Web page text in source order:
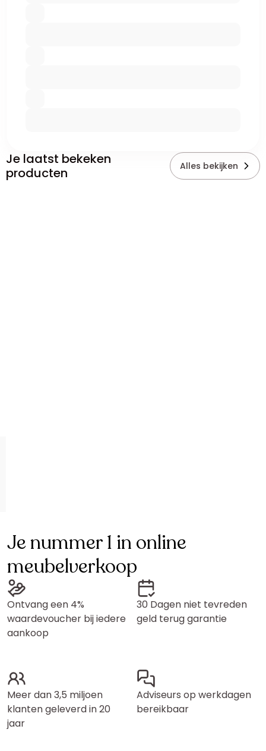
Je laatst bekeken
producten
Alles bekijken
Je nummer 1 in online
meubelverkoop
Ontvang een 4%
waardevoucher bij iedere
aankoop
30 Dagen niet tevreden
geld terug garantie
Meer dan 3,5 miljoen
klanten geleverd in 20
jaar
Adviseurs op werkdagen
bereikbaar